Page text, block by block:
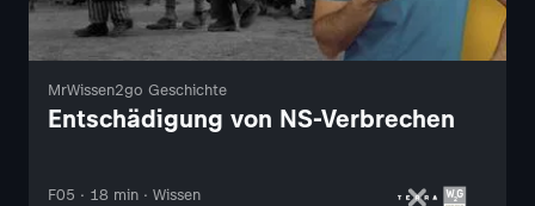
MrWissen2go Geschichte
Entschädigung von NS-Verbrechen
F05 · 18 min · Wissen